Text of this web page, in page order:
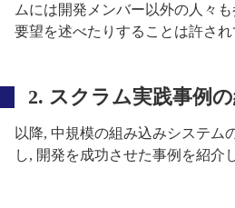
ムには開発メンバー以外の人々
要望を述べたりすることは許さ
2. スクラム実践事例
以降, 中規模の組み込みシステム
し, 開発を成功させた事例を紹介